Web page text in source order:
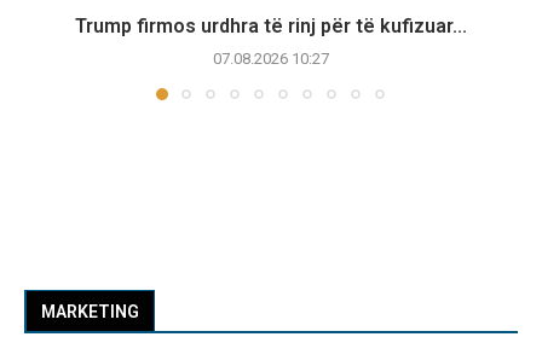
Trump firmos urdhra të rinj për të kufizuar...
07.08.2026 10:27
MARKETING